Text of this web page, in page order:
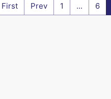
First Prev 1 ... 6